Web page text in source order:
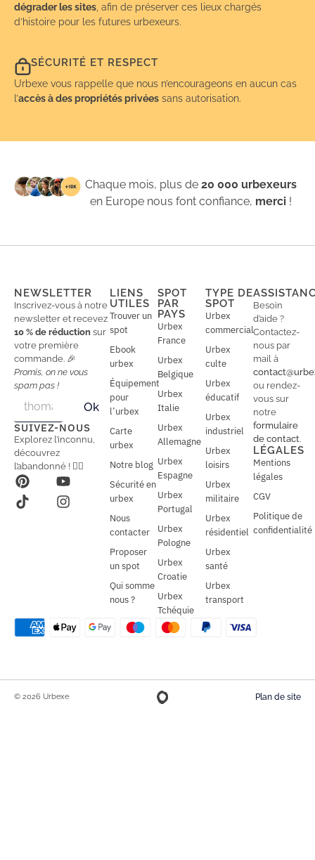
dégrader les sites , afin de préserver ces lieux chargés
d’histoire pour les futures urbexeurs.
SÉCURITÉ ET RESPECT
Urbexe vous rappelle que nous n’encourageons en aucun cas
l’accès à des propriétés privées sans autorisation.
Chaque mois, plus de20 000 urbexeurs
en Europe nous font confiance, merci !
NEWSLETTER
Inscrivez-vous à notre
newsletter et recevez
10 % de réduction sur
votre première
commande. 🎉
Promis, on ne vous
spam pas !
a
i
l
a
i
l
*
Ok
SUIVEZ-NOUS
Explorez l’inconnu,
découvrez
l’abandonné ! 🕵️‍♂️
LIENS
UTILES
Trouver un
spot
Ebook
urbex
Équipement
pour
l’urbex
Carte
urbex
Notre blog
Sécurité en
urbex
Nous
contacter
Proposer
un spot
Qui somme
nous ?
SPOT
PAR
PAYS
Urbex
France
Urbex
Belgique
Urbex
Italie
Urbex
Allemagne
Urbex
Espagne
Urbex
Portugal
Urbex
Pologne
Urbex
Croatie
Urbex
Tchéquie
TYPE DE
SPOT
Urbex
commercial
Urbex
culte
Urbex
éducatif
Urbex
industriel
Urbex
loisirs
Urbex
militaire
Urbex
résidentiel
Urbex
santé
Urbex
transport
Besoin
d’aide ?
Contactez-
nous par
mail à
ou rendez-
vous sur
notre
formulaire
de contact.
LÉGALES
Mentions
légales
CGV
Politique de
confidentialité
© 2026 Urbexe Plan de site